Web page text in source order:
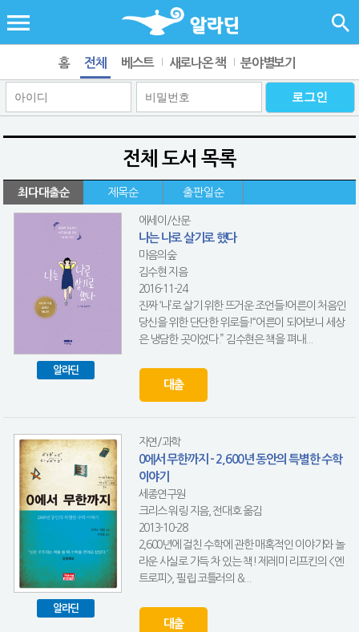
홈 전체 베스트 새로나온 책 분야별보기
전체 도서 목록
최다대출순 제목순 출판일순
알라딘
에세이/산문
나는 나로 살기로 했다
마음의숲
김수현 지음
2016-11-24
진짜 ‘나’로 살기 위한 뜨거운 조언들!어른이 처음인
당신을 위한 단단한 위로들!“어른이 되어보니 세상
은 냉담한 곳이었다.” 김수현은 책을 펴내...
대출
알라딘
자연/과학
0에서 무한까지 - 2,600년 동안의 특별한 수학
이야기
세종연구원
크리스 워링 지음, 전대호 옮김
2013-10-28
2,600년에 걸친 수학에 관한 매혹적인 이야기와 놀
라운 사실로 가득 차 있는 책! 제레미 리프킨의 <엔
트로피>, 필립 코틀러의 &...
대출